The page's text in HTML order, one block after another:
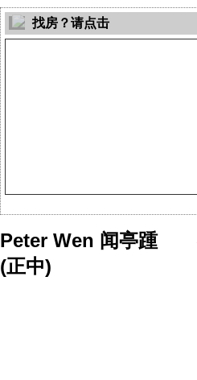
找房？请点击
Peter Wen 闻亭踵
(正中)